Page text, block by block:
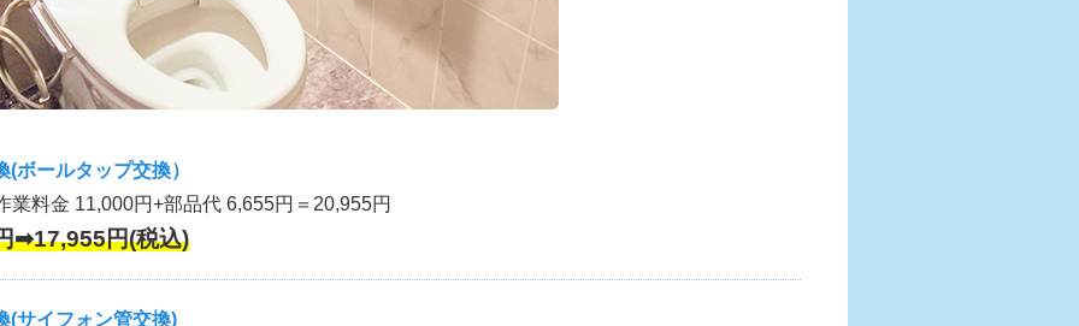
ボールタップ交換）
業料金 11,000円+部品代 6,655円＝20,955円
➡17,955円(税込)
(サイフォン管交換)